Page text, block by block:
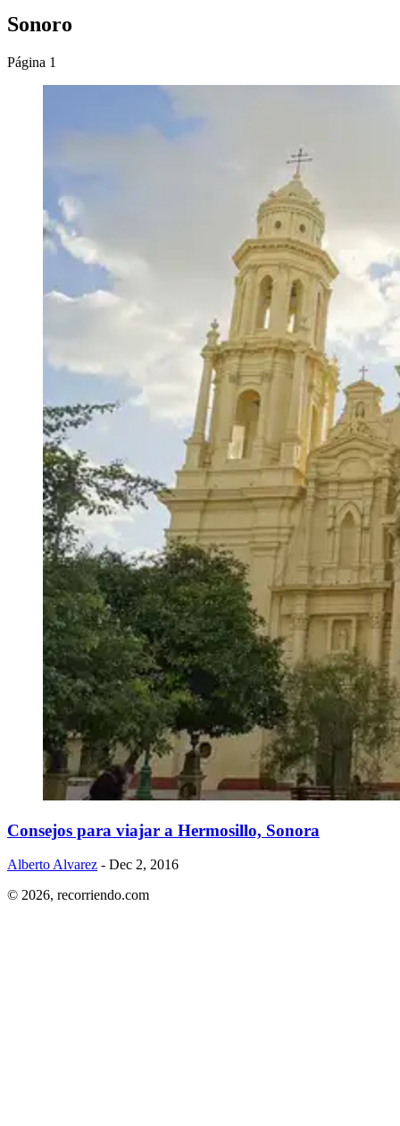
Sonoro
Página 1
Consejos para viajar a Hermosillo, Sonora
Alberto Alvarez - Dec 2, 2016
© 2026, recorriendo.com